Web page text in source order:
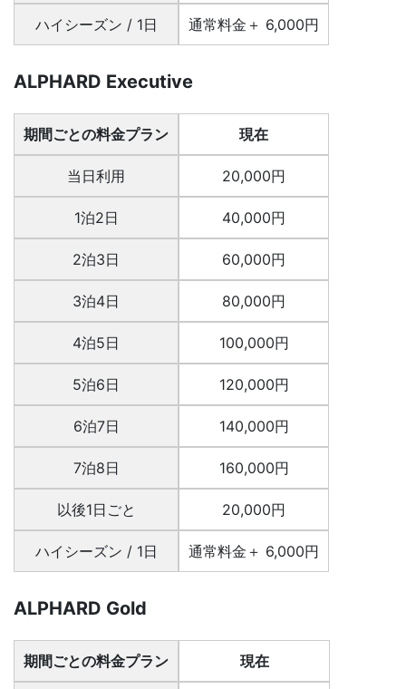
ハイシーズン / 1日 通常料金＋ 6,000円
ALPHARD Executive
期間ごとの料金プラン
当日利用
1泊2日
2泊3日
3泊4日
4泊5日
5泊6日
6泊7日
7泊8日
以後1日ごと
ハイシーズン / 1日
現在
20,000円
40,000円
60,000円
80,000円
100,000円
120,000円
140,000円
160,000円
20,000円
通常料金＋ 6,000円
ALPHARD Gold
期間ごとの料金プラン 現在